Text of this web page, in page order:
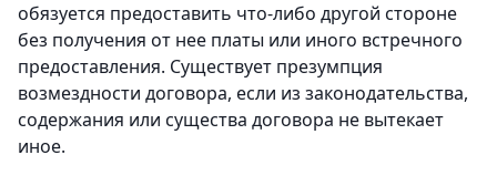
обязуется предоставить что-либо другой стороне
без получения от нее платы или иного встречного
предоставления. Существует презумпция
возмездности договора, если из законодательства,
содержания или существа договора не вытекает
иное.